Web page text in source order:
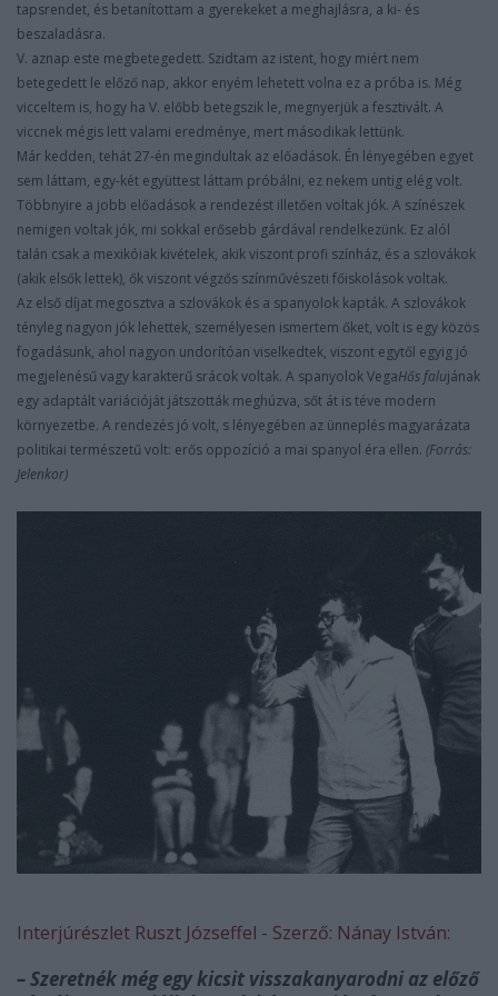
tapsrendet, és betanítottam a gyerekeket a meghajlásra, a ki- és
beszaladásra.
V. aznap este megbetegedett. Szidtam az istent, hogy miért nem
betegedett le előző nap, akkor enyém lehetett volna ez a próba is. Még
vicceltem is, hogy ha V. előbb betegszik le, megnyerjük a fesztivált. A
viccnek mégis lett valami eredménye, mert másodikak lettünk.
Már kedden, tehát 27-én megindultak az előadások. Én lényegében egyet
sem láttam, egy-két együttest láttam próbálni, ez nekem untig elég volt.
Többnyire a jobb előadások a rendezést illetően voltak jók. A színészek
nemigen voltak jók, mi sokkal erősebb gárdával rendelkezünk. Ez alól
talán csak a mexikóiak kivételek, akik viszont profi színház, és a szlovákok
(akik elsők lettek), ők viszont végzős színművészeti főiskolások voltak.
Az első díjat megosztva a szlovákok és a spanyolok kapták. A szlovákok
tényleg nagyon jók lehettek, személyesen ismertem őket, volt is egy közös
fogadásunk, ahol nagyon undorítóan viselkedtek, viszont egytől egyig jó
megjelenésű vagy karakterű srácok voltak. A spanyolok VegaHős falujának
egy adaptált variációját játszották meghúzva, sőt át is téve modern
környezetbe. A rendezés jó volt, s lényegében az ünneplés magyarázata
politikai természetű volt: erős oppozíció a mai spanyol éra ellen. (Forrás:
Jelenkor)
Interjúrészlet Ruszt Józseffel - Szerző: Nánay István:
– Szeretnék még egy kicsit visszakanyarodni az előző